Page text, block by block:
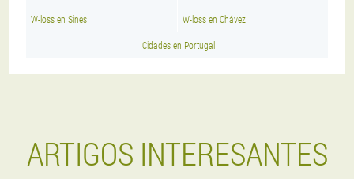
W-loss en Sines W-loss en Chávez
Cidades en Portugal
ARTIGOS INTERESANTES